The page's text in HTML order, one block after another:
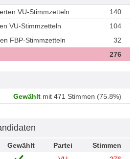
VU-Stimmzetteln
140
VU-Stimmzetteln
104
FBP-Stimmzetteln
32
276
Gewählt mit 471 Stimmen (75.8%)
Gewählt Partei
Stimmen